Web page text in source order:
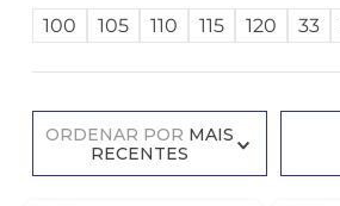
100 105 110 115 120 33
ORDENAR POR MAIS
RECENTES